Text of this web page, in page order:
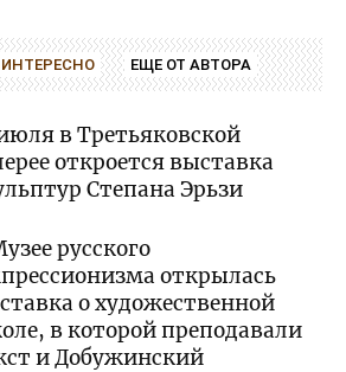
ЕЩЕ ОТ АВТОРА
в Третьяковской
откроется выставка
Степана Эрьзи
русского
открылась
о художественной
в которой преподавали
и Добужинский